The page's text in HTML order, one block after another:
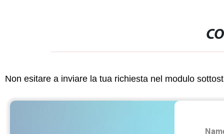
Non esitare a inviare la tua richiesta nel modulo